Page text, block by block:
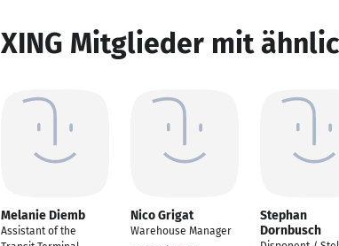
XING Mitglieder mit
Melanie Diemb
Assistant of the
Nico Grigat
Warehouse Manager
Stephan
Dornbusch